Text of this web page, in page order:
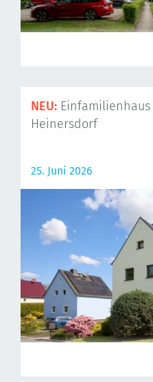
NEU:
Heinersdorf
25. Juni 2026